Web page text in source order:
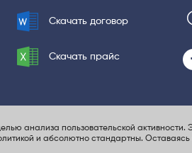
Скачать договор
Скачать прайс
UX-
анализа пользовательской активности.
и абсолютно стандартны.